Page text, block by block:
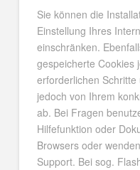
Sie können die
Einstellung Ihres
einschränken.
gespeicherte Cookies
erforderlichen
jedoch von Ihrem
ab. Bei Fragen
Hilfefunktion oder
Browsers oder
Support. Bei sog.